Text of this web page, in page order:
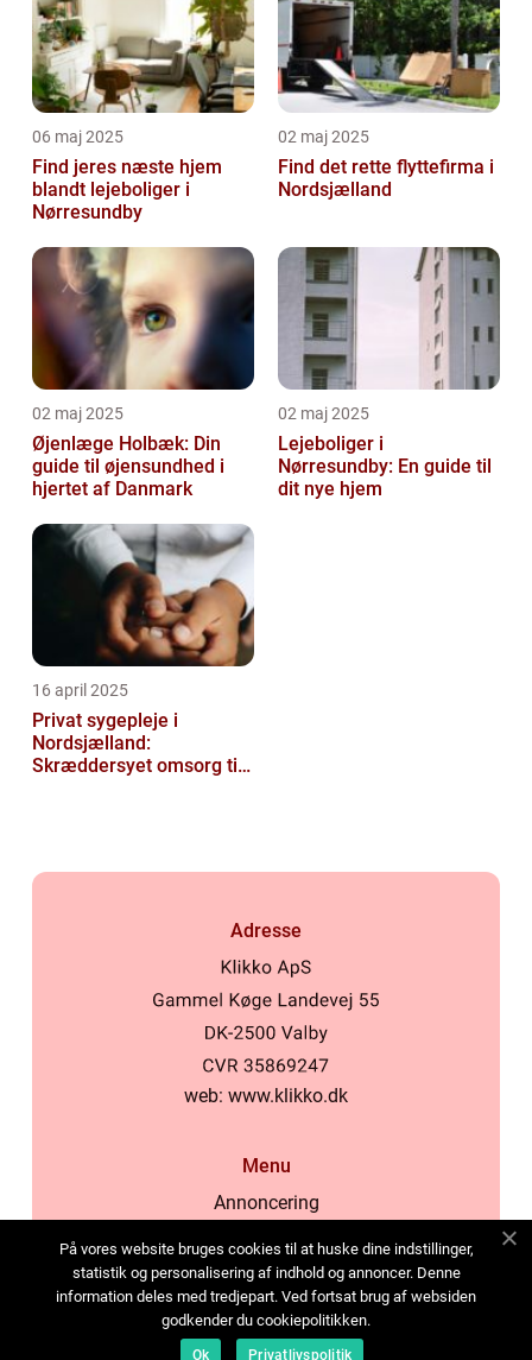
06 maj 2025
Find jeres næste hjem
blandt lejeboliger i
Nørresundby
02 maj 2025
Find det rette flyttefirma i
Nordsjælland
02 maj 2025
Øjenlæge Holbæk: Din
guide til øjensundhed i
hjertet af Danmark
02 maj 2025
Lejeboliger i
Nørresundby: En guide til
dit nye hjem
16 april 2025
Privat sygepleje i
Nordsjælland:
Skræddersyet omsorg til
Adresse
web: www.klikko.dk
Menu
Annoncering
Cookies
Kontakt os
Sitemap
På vores website bruges cookies til at huske dine indstillinger,
statistik og personalisering af indhold og annoncer. Denne
information deles med tredjepart. Ved fortsat brug af websiden
godkender du cookiepolitikken.
Ok Privatlivspolitik